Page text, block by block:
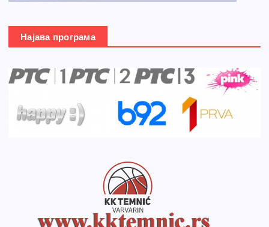
Најава програма